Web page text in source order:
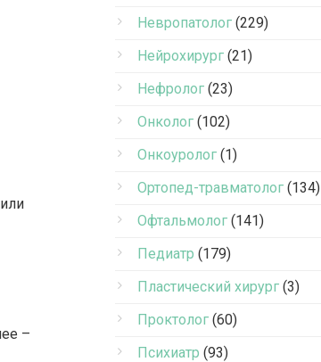
–
Невропатолог (229)
Нейрохирург (21)
Нефролог (23)
Онколог (102)
Онкоуролог (1)
Ортопед-травматолог (134)
Офтальмолог (141)
Педиатр (179)
Пластический хирург (3)
Проктолог (60)
Психиатр (93)